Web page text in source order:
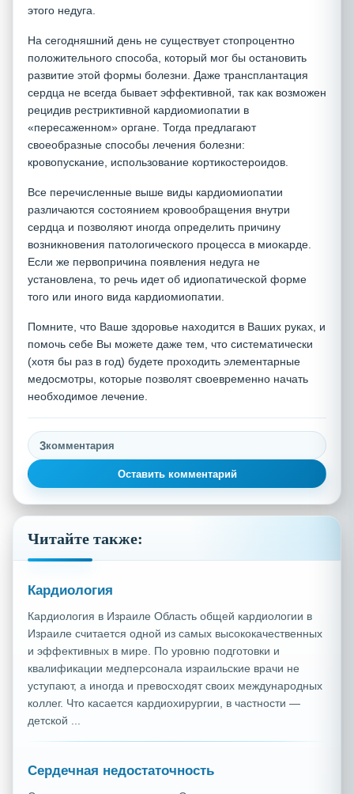
этого недуга.
На сегодняшний день не существует стопроцентно
положительного способа, который мог бы остановить
развитие этой формы болезни. Даже трансплантация
сердца не всегда бывает эффективной, так как возможен
рецидив рестриктивной кардиомиопатии в
«пересаженном» органе. Тогда предлагают
своеобразные способы лечения болезни:
кровопускание, использование кортикостероидов.
Все перечисленные выше виды кардиомиопатии
различаются состоянием кровообращения внутри
сердца и позволяют иногда определить причину
возникновения патологического процесса в миокарде.
Если же первопричина появления недуга не
установлена, то речь идет об идиопатической форме
того или иного вида кардиомиопатии.
Помните, что Ваше здоровье находится в Ваших руках, и
помочь себе Вы можете даже тем, что систематически
(хотя бы раз в год) будете проходить элементарные
медосмотры, которые позволят своевременно начать
необходимое лечение.
3комментария
Оставить комментарий
Читайте также:
Кардиология
Кардиология в Израиле Область общей кардиологии в
Израиле считается одной из самых высококачественных
и эффективных в мире. По уровню подготовки и
квалификации медперсонала израильские врачи не
уступают, а иногда и превосходят своих международных
коллег. Что касается кардиохирургии, в частности —
детской ...
Сердечная недостаточность